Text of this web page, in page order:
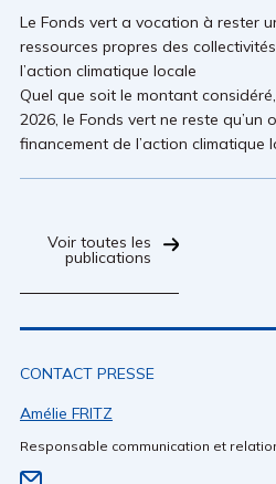
Le Fonds vert a vocation à rester
ressources propres des
l’action climatique locale
Quel que soit le montant
2026, le Fonds vert ne reste qu’un
financement de l’action climatique
Voir toutes les
publications
CONTACT PRESSE
Amélie FRITZ
Responsable communication et